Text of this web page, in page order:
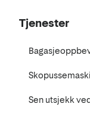
Tjenester
Sen utsjekk